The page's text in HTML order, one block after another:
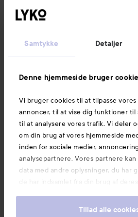
Samtykke Detaljer
Denne hjemmeside bruger
Vi bruger cookies til at tilpasse
annoncer, til at vise dig funktioner til
til at analysere vores trafik. Vi deler
om din brug af vores hjemmeside
inden for sociale medier,
analysepartnere. Vores partnere kan
data med andre oplysninger, du har
de har indsamlet fra din brug af deres
Tillad alle
Kundeservice
Information
Mere at udforske